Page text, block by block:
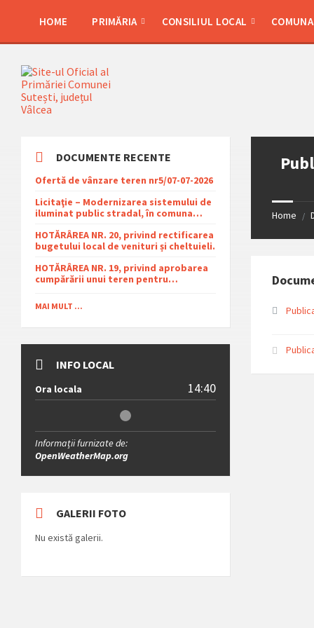
sidebar
sidebar
HOME PRIMĂRIA CONSILIUL LOCAL
Home /
DOCUMENTE RECENTE
Ofertă de vânzare teren nr5/07-07-2026
Licitaţie – Modernizarea sistemului de
iluminat public stradal, în comuna
HOTĂRÂREA NR. 20, privind rectificarea
bugetului local de venituri și cheltuieli.
HOTĂRÂREA NR. 19, privind aprobarea
cumpărării unui teren pentru
din cadrul proiectului de distribuție a
gazelor naturale în comuna Sutești.
MAI MULT ...
INFO LOCAL
Ora locala 14:40
Informații furnizate de:
OpenWeatherMap.org
GALERII FOTO
Nu există galerii.